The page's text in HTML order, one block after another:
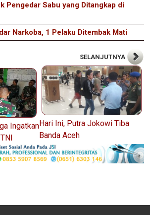
Pengedar Sabu yang Ditangkap di
Narkoba, 1 Pelaku Ditembak Mati
Ingatkan
SELANJUTNYA
Hari Ini, Putra Jokowi Tiba
Banda Aceh